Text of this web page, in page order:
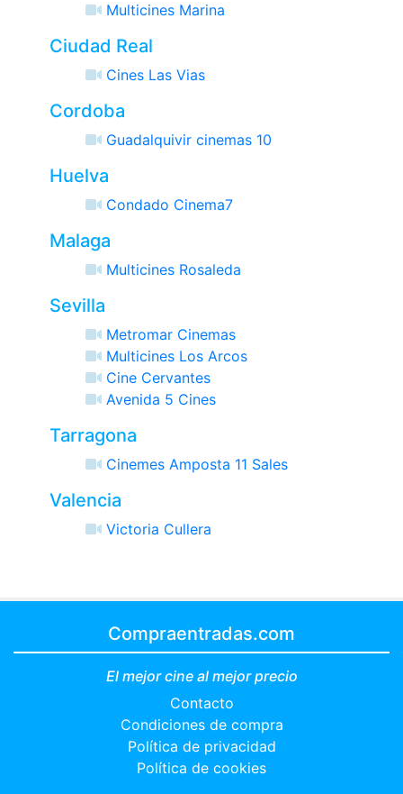
Multicines Marina
Ciudad Real
Cines Las Vias
Cordoba
Guadalquivir cinemas 10
Huelva
Condado Cinema7
Malaga
Multicines Rosaleda
Sevilla
Metromar Cinemas
Multicines Los Arcos
Cine Cervantes
Avenida 5 Cines
Tarragona
Cinemes Amposta 11 Sales
Valencia
Victoria Cullera
Compraentradas.com
El mejor cine al mejor precio
Contacto
Condiciones de compra
Política de privacidad
Política de cookies